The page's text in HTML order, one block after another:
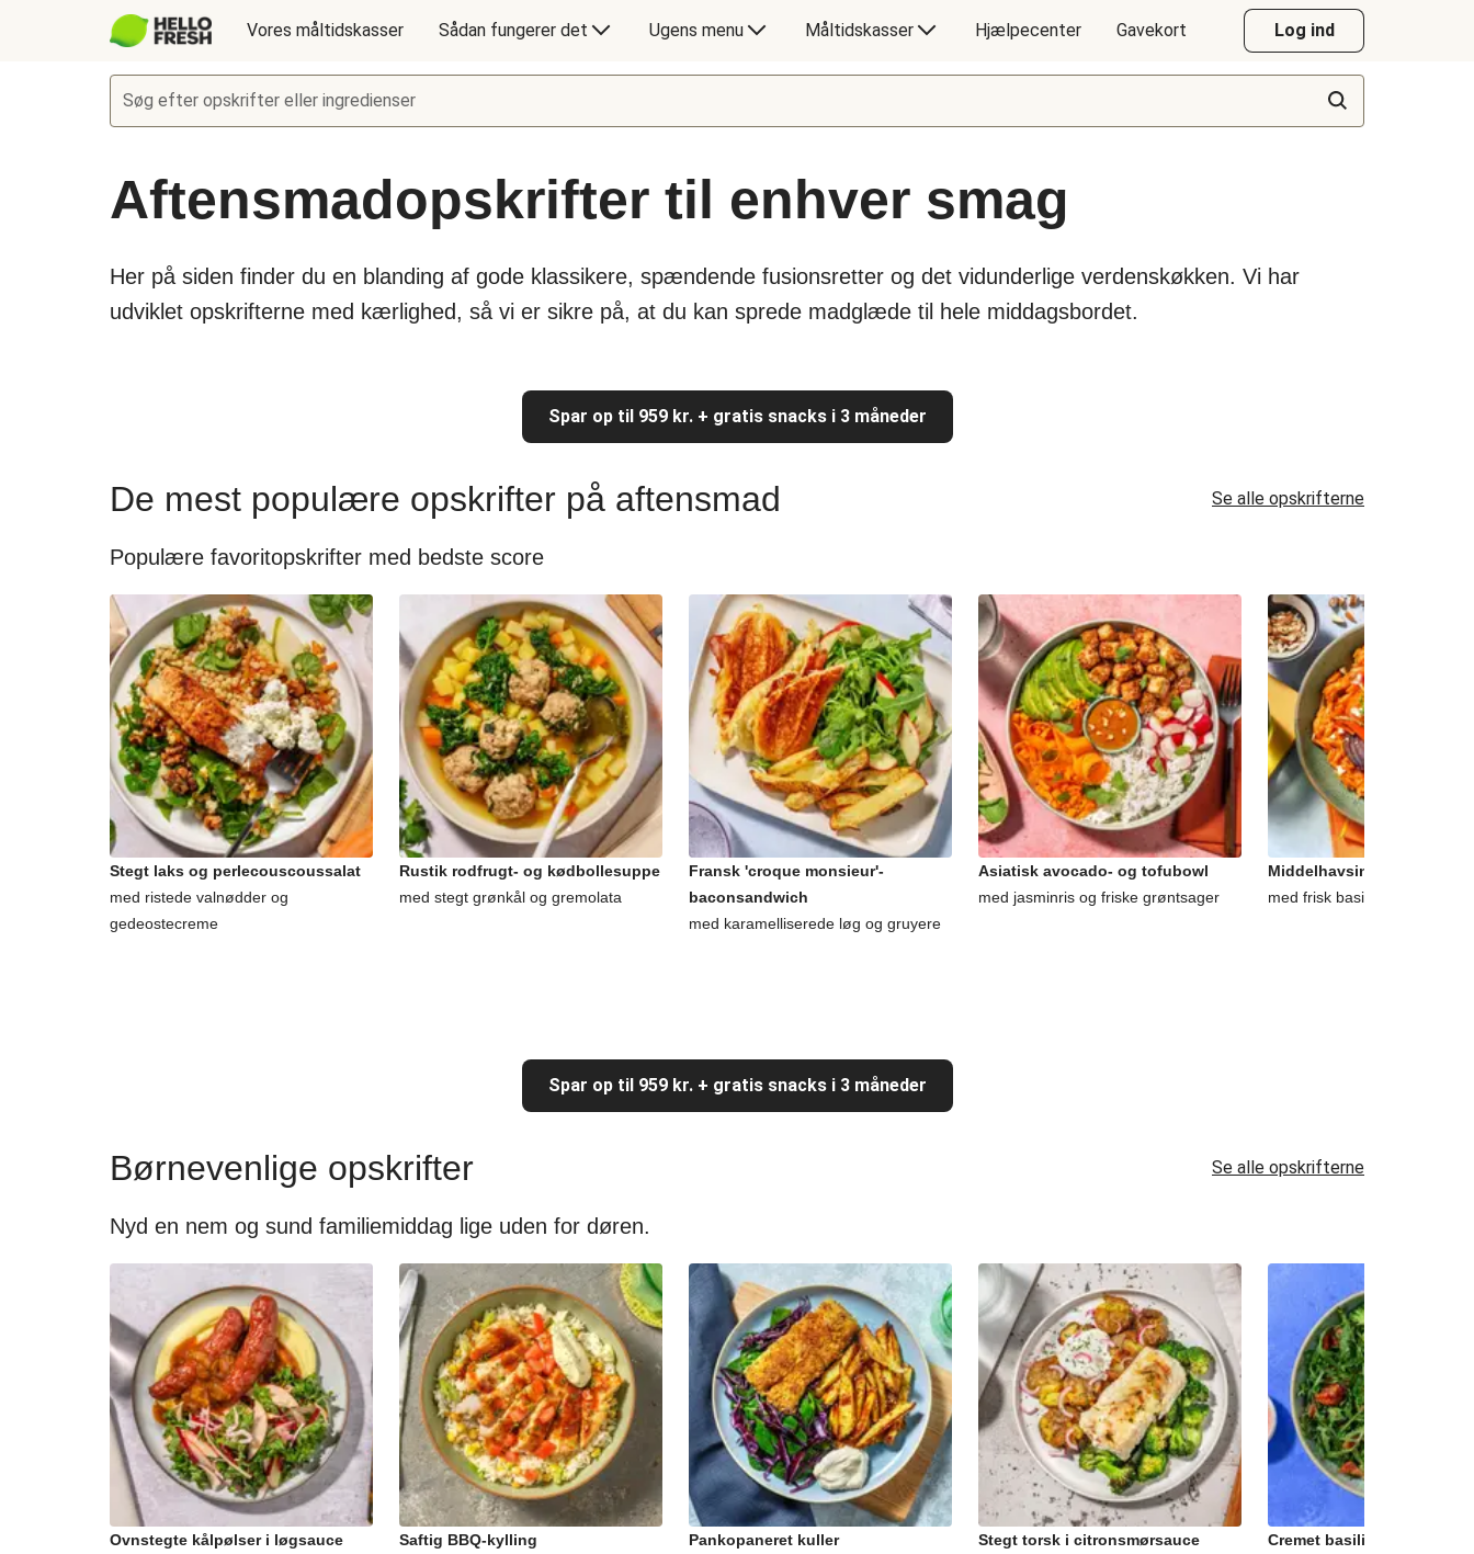
Vores måltidskasser Sådan fungerer det Ugens menu Måltidskasser Hjælpecenter Gavekort Log ind
Søg efter opskrifter eller ingredienser
Aftensmadopskrifter til enhver smag
Her på siden finder du en blanding af gode klassikere, spændende fusionsretter og det vidunderlige verdenskøkken. Vi har
udviklet opskrifterne med kærlighed, så vi er sikre på, at du kan sprede madglæde til hele middagsbordet.
Spar op til 959 kr. + gratis snacks i 3 måneder
De mest populære opskrifter på aftensmad Se alle opskrifterne
Populære favoritopskrifter med bedste score
Stegt laks og perlecouscoussalat
med ristede valnødder og
gedeostecreme
Rustik rodfrugt- og kødbollesuppe
med stegt grønkål og gremolata
Fransk 'croque monsieur'-
baconsandwich
med karamelliserede løg og gruyere
Asiatisk avocado- og tofubowl
med jasminris og friske grøntsager
Middelhavsinspireret
med frisk basilikum og
Spar op til 959 kr. + gratis snacks i 3 måneder
Børnevenlige opskrifter Se alle opskrifterne
Nyd en nem og sund familiemiddag lige uden for døren.
Ovnstegte kålpølser i løgsauce
Saftig BBQ-kylling
Pankopaneret kuller
Stegt torsk i citronsmørsauce
Cremet basilikum-